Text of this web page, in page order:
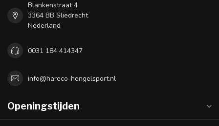
Blankenstraat 4
3364 BB Sliedrecht
Nederland
0031 184 414347
info@hareco-hengelsport.nl
Openingstijden